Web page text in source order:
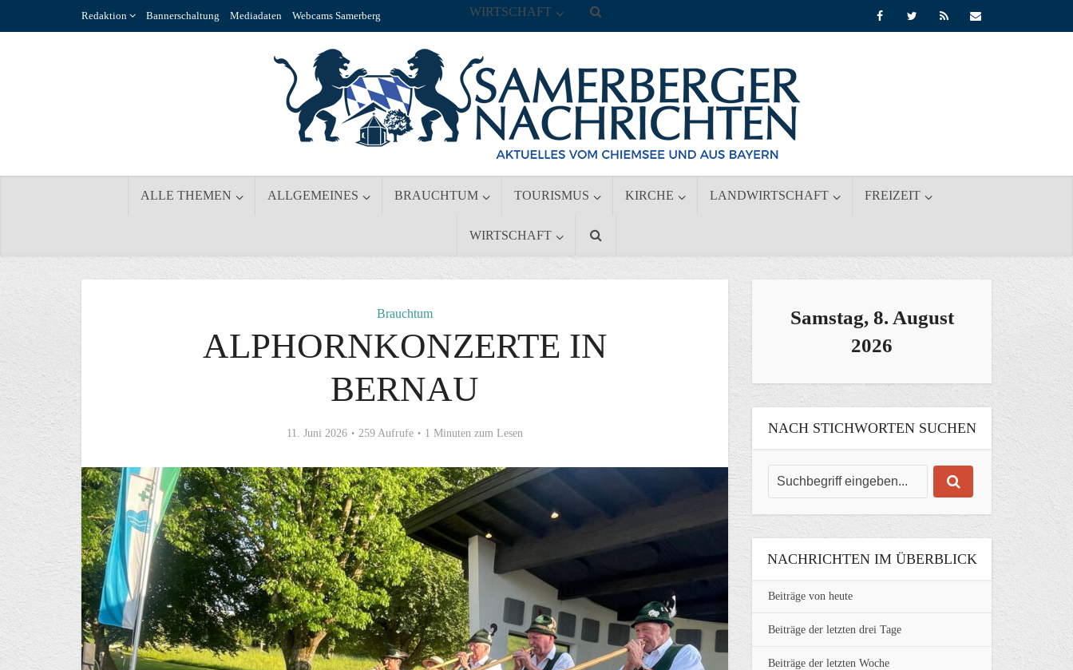
Redaktion Bannerschaltung Mediadaten Webcams Samerberg
ALLE THEMEN ALLGEMEINES BRAUCHTUM TOURISMUS KIRCHE LANDWIRTSCHAFT FREIZEIT
WIRTSCHAFT
WIRTSCHAFT
Brauchtum
ALPHORNKONZERTE IN
BERNAU
11. Juni 2026 259 Aufrufe 1 Minuten zum Lesen
Samstag, 8. August
2026
NACH STICHWORTEN SUCHEN
NACHRICHTEN IM ÜBERBLICK
Beiträge von heute
Beiträge der letzten drei Tage
Beiträge der letzten Woche